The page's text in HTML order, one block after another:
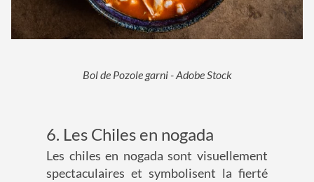
Bol de Pozole garni - Adobe Stock
6. Les Chiles en nogada
Les chiles en nogada sont visuellement
spectaculaires et symbolisent la fierté